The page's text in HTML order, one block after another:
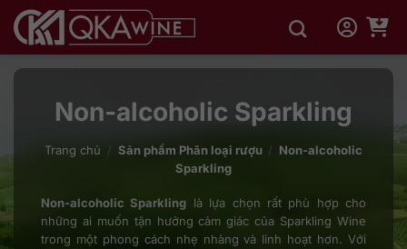
qua
dung
Non-alcoholic Sparkling
Trang chủ / Sản phẩm Phân loại rượu / Non-alcoholic
Sparkling
Non-alcoholic Sparkling là lựa chọn rất phù hợp cho
những ai muốn tận hưởng cảm giác của Sparkling Wine
trong một phong cách nhẹ nhàng và linh hoạt hơn. Với